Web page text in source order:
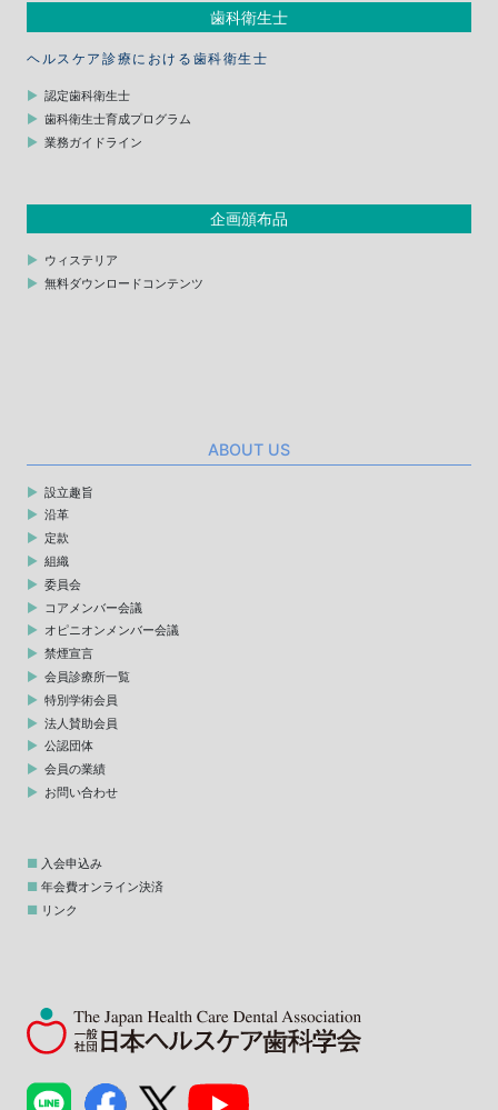
歯科衛生士
ヘルスケア診療における歯科衛生士
認定歯科衛生士
歯科衛生士育成プログラム
業務ガイドライン
企画頒布品
ウィステリア
無料ダウンロードコンテンツ
ABOUT US
設立趣旨
沿革
定款
組織
委員会
コアメンバー会議
オピニオンメンバー会議
禁煙宣言
会員診療所一覧
特別学術会員
法人賛助会員
公認団体
会員の業績
お問い合わせ
入会申込み
年会費オンライン決済
リンク